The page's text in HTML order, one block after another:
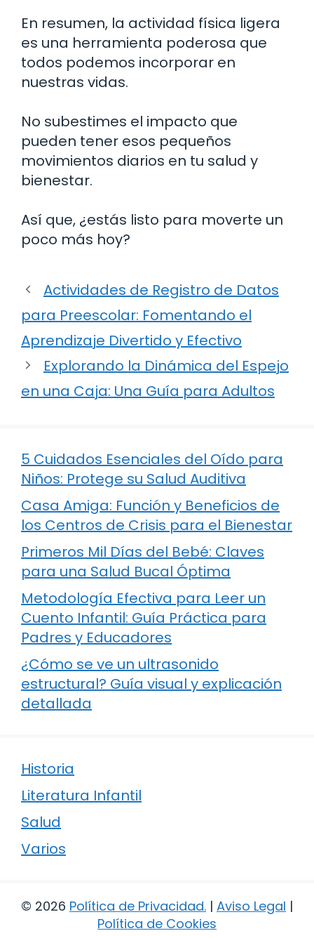
En resumen, la actividad física ligera
es una herramienta poderosa que
todos podemos incorporar en
nuestras vidas.
No subestimes el impacto que
pueden tener esos pequeños
movimientos diarios en tu salud y
bienestar.
Así que, ¿estás listo para moverte un
poco más hoy?
Actividades de Registro de Datos
para Preescolar: Fomentando el
Aprendizaje Divertido y Efectivo
Explorando la Dinámica del Espejo
en una Caja: Una Guía para Adultos
5 Cuidados Esenciales del Oído para
Niños: Protege su Salud Auditiva
Casa Amiga: Función y Beneficios de
los Centros de Crisis para el Bienestar
Primeros Mil Días del Bebé: Claves
para una Salud Bucal Óptima
Metodología Efectiva para Leer un
Cuento Infantil: Guía Práctica para
Padres y Educadores
¿Cómo se ve un ultrasonido
estructural? Guía visual y explicación
detallada
Historia
Literatura Infantil
Salud
Varios
© 2026 Política de Privacidad. | Aviso Legal |
Política de Cookies